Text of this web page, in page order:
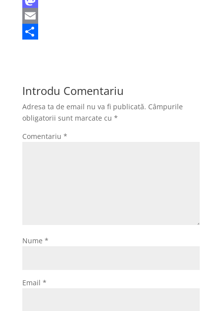
a
c
o
k
M
a
d
o
E
lt
a
e
Introdu Comentariu
Adresa ta de email nu va fi publicată. Câmpurile
obligatorii sunt marcate cu *
Comentariu *
Nume *
Email *